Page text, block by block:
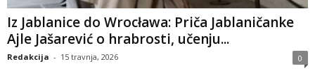
Iz Jablanice do Wrocława: Priča Jablaničanke
Ajle Jašarević o hrabrosti, učenju...
Redakcija - 15 travnja, 2026 0